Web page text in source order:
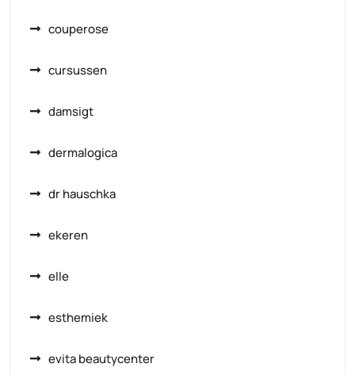
couperose
cursussen
damsigt
dermalogica
dr hauschka
ekeren
elle
esthemiek
evita beautycenter